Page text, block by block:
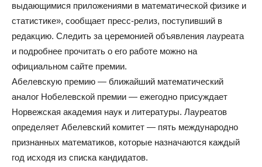
выдающимися приложениями в математической физике и
статистике», сообщает пресс-релиз, поступивший в
редакцию. Следить за церемонией объявления лауреата
и подробнее прочитать о его работе можно на
официальном сайте премии.
Абелевскую премию — ближайший математический
аналог Нобелевской премии — ежегодно присуждает
Норвежская академия наук и литературы. Лауреатов
определяет Абелевский комитет — пять международно
признанных математиков, которые назначаются каждый
год исходя из списка кандидатов.